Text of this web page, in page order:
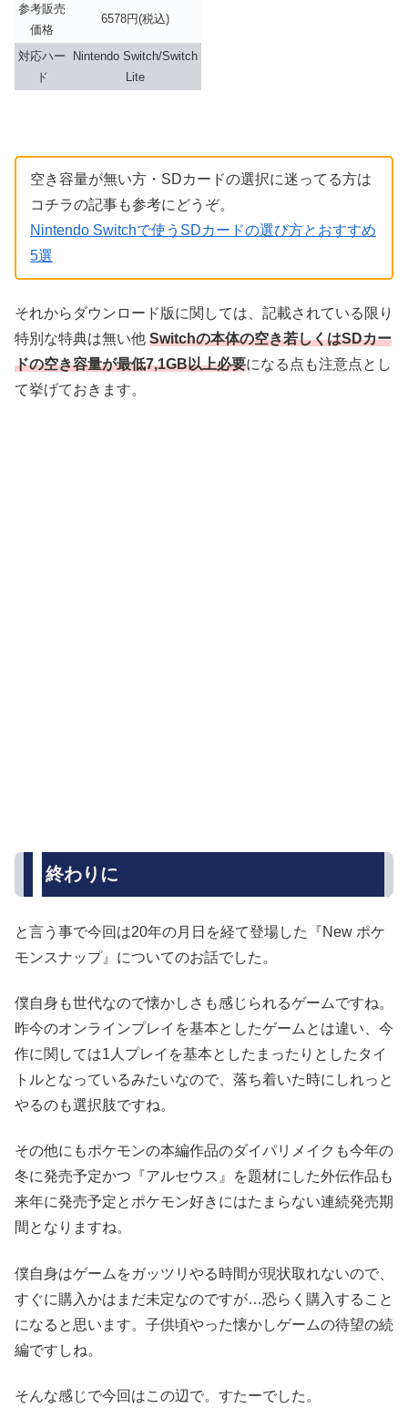
参考販売
価格
6578円(税込)
対応ハー
ド
Nintendo Switch/Switch
Lite
空き容量が無い方・SDカードの選択に迷ってる方は
コチラの記事も参考にどうぞ。
Nintendo Switchで使うSDカードの選び方とおすすめ
5選
それからダウンロード版に関しては、記載されている限り
特別な特典は無い他 Switchの本体の空き若しくはSDカー
ドの空き容量が最低7,1GB以上必要になる点も注意点とし
て挙げておきます。
終わりに
と言う事で今回は20年の月日を経て登場した『New ポケ
モンスナップ』についてのお話でした。
僕自身も世代なので懐かしさも感じられるゲームですね。
昨今のオンラインプレイを基本としたゲームとは違い、今
作に関しては1人プレイを基本としたまったりとしたタイ
トルとなっているみたいなので、落ち着いた時にしれっと
やるのも選択肢ですね。
その他にもポケモンの本編作品のダイパリメイクも今年の
冬に発売予定かつ『アルセウス』を題材にした外伝作品も
来年に発売予定とポケモン好きにはたまらない連続発売期
間となりますね。
僕自身はゲームをガッツリやる時間が現状取れないので、
すぐに購入かはまだ未定なのですが…恐らく購入すること
になると思います。子供頃やった懐かしゲームの待望の続
編ですしね。
そんな感じで今回はこの辺で。すたーでした。